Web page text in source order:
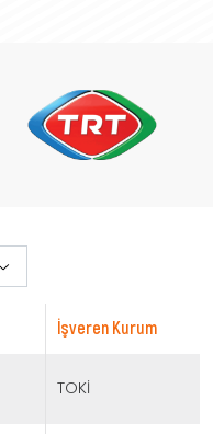
İşveren Kurum
TOKİ